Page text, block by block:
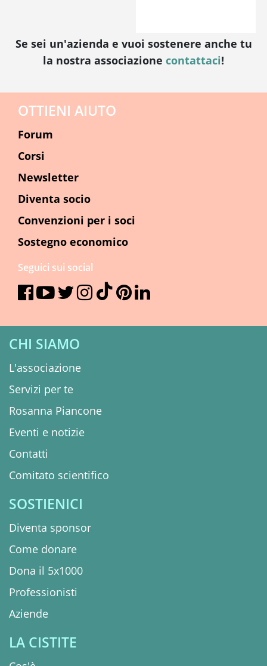
Se sei un'azienda e vuoi sostenere anche tu
la nostra associazione contattaci!
CHI SIAMO
L'associazione
Servizi per te
Rosanna Piancone
Eventi e notizie
Contatti
Comitato scientifico
SOSTIENICI
Diventa sponsor
Come donare
Dona il 5x1000
Professionisti
Aziende
LA CISTITE
OTTIENI AIUTO
Forum
Corsi
Newsletter
Diventa socio
Convenzioni per i soci
Sostegno economico
Seguici sui social